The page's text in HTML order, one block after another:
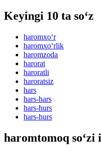
Keyingi 10 ta so‘z
haromxo‘r
haromxo‘rlik
haromzoda
harorat
haroratli
haroratsiz
hars
hars-hars
hars-hurs
hars-hurs
haromtomoq